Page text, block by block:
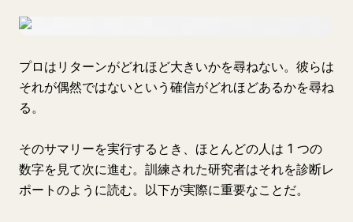
プロはリターンがどれほど大きいかを尋ねない。彼らは
それが偶然ではないという確信がどれほどあるかを尋ね
る。
そのサマリーを実行するとき、ほとんどの人は 1 つの
数字を見て次に進む。訓練された研究者はそれを診断レ
ポートのように読む。以下が実際に重要なことだ。